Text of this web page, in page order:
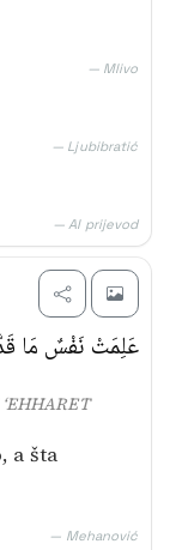
— Mlivo
— Ljubibratić
— AI prijevod
عَلِمَتْ نَفْسٌ مَا
a šta
— Mehanović